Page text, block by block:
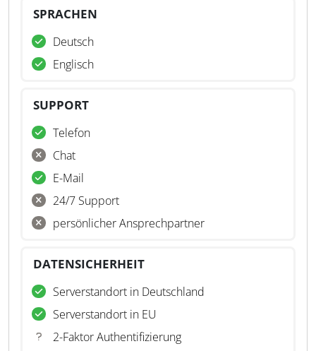
SPRACHEN
Deutsch
Englisch
SUPPORT
Telefon
Chat
E-Mail
24/7 Support
persönlicher Ansprechpartner
DATENSICHERHEIT
Serverstandort in Deutschland
Serverstandort in EU
2-Faktor Authentifizierung